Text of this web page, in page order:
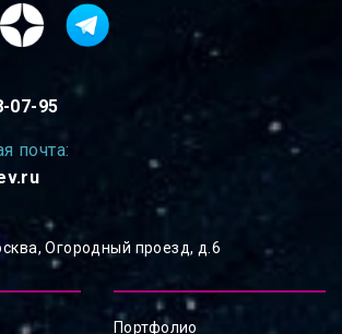
07-95
почта:
Огородный проезд, д.6
Портфолио